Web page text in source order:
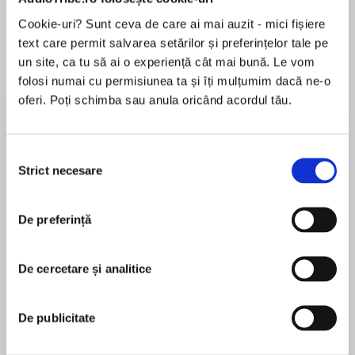
Cookie-uri? Sunt ceva de care ai mai auzit - mici fișiere
text care permit salvarea setărilor și preferințelor tale pe
un site, ca tu să ai o experiență cât mai bună. Le vom
folosi numai cu permisiunea ta și îți mulțumim dacă ne-o
oferi. Poți schimba sau anula oricând acordul tău.
consimțământului
Strict necesare
De preferință
De cercetare și analitice
De publicitate
Desprecarte
New York Times bestselling author Sophie
Relhok, but they haven’t escaped the darkness.
When a battle against the dark dwellers
choice: put their fate in the hands of mysterious
Desperate to keep the one bright part of her life
În acest moment nu există recenzii
pentru această carte